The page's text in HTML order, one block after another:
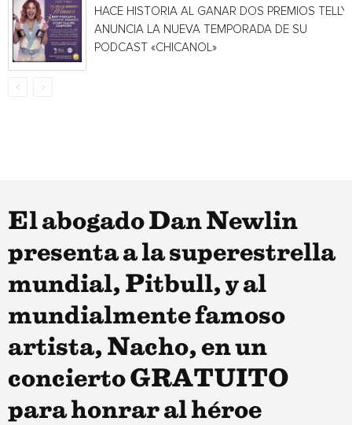
HACE HISTORIA AL GANAR DOS PREMIOS TELLY
ANUNCIA LA NUEVA TEMPORADA DE SU
PODCAST «CHICANOL»
El abogado Dan Newlin
presenta a la superestrella
mundial, Pitbull, y al
mundialmente famoso
artista, Nacho, en un
concierto GRATUITO
para honrar al héroe